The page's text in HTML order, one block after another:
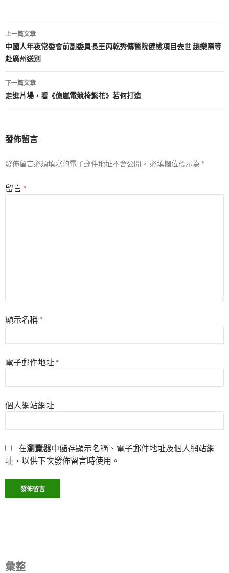
文
章
導
覽
上一篇文章
中國人年夜常委會前副委員長王丙乾秀傳醫院健檢項目去世 趙樂際等
赴廣州送別
下一篇文章
走進片場，看《億嵐電競椅繁花》若何打造
發佈留言
發佈留言必須填寫的電子郵件地址不會公開。 必填欄位標示為 *
留言 *
顯示名稱 *
電子郵件地址 *
個人網站網址
在瀏覽器中儲存顯示名稱、電子郵件地址及個人網站網
址，以供下次發佈留言時使用。
彙整